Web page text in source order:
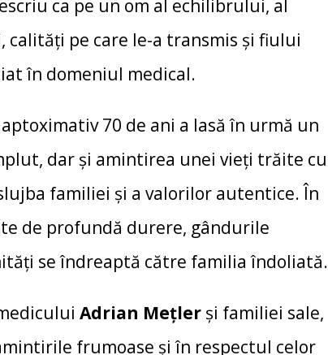
ca pe un om al echilibrului, al
pe care le-a transmis și fiului
în domeniul medical.
70 de ani a lasă în urmă un
dar și amintirea unei vieți trăite cu
familiei și a valorilor autentice. În
de profundă durere, gândurile
se îndreaptă către familia îndoliată.
Adrian Mețler și familiei sale,
frumoase și în respectul celor